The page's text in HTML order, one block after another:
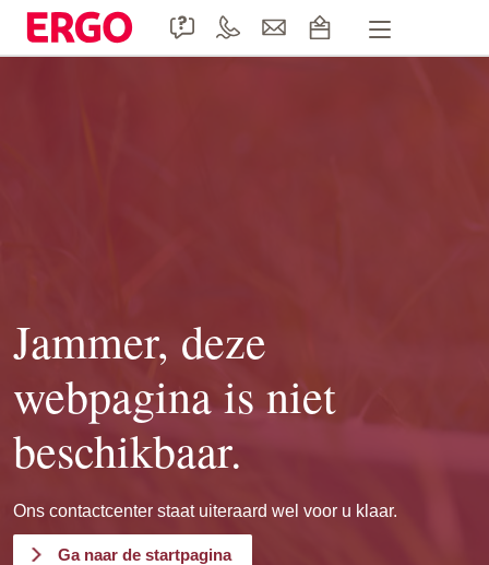
Jammer, deze
webpagina is niet
beschikbaar.
Ons contactcenter staat uiteraard wel voor u klaar.
Ga naar de startpagina